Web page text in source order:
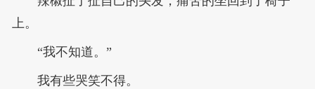
上。
“我不知道。”
我有些哭笑不得。